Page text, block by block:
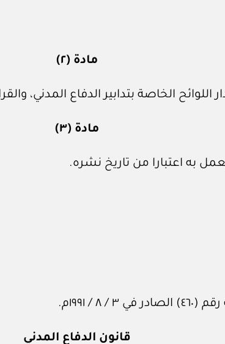
مادة (٢)
الخاصة بتدابير الدفاع المدني،
مادة (٣)
به اعتبارا من تاريخ نشره.
/ ١٩٩١م.
قانون الدفاع المدني